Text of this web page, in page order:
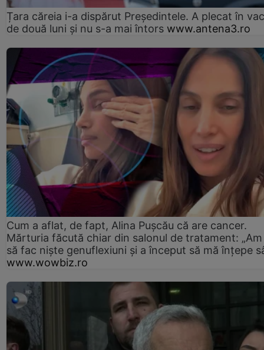
Țara căreia i-a dispărut Președintele. A plecat în
de două luni și nu s-a mai întors www.antena3.ro
Cum a aflat, de fapt, Alina Pușcău că are cancer.
Mărturia făcută chiar din salonul de tratament:
să fac niște genuflexiuni și a început să mă înțepe
www.wowbiz.ro